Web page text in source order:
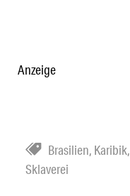
Anzeige
Brasilien, Karibik,
Sklaverei